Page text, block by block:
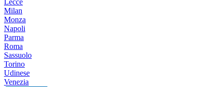
Lecce
Milan
Monza
Napoli
Parma
Roma
Sassuolo
Torino
Udinese
Venezia